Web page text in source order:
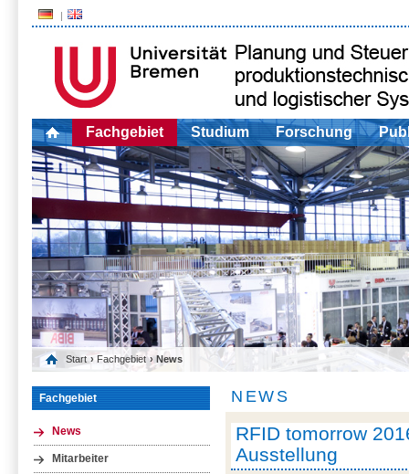
Fachgebiet Studium Forschung
Start › Fachgebiet › News
Fachgebiet
News
Mitarbeiter
NEWS
RFID tomorrow
Ausstellung